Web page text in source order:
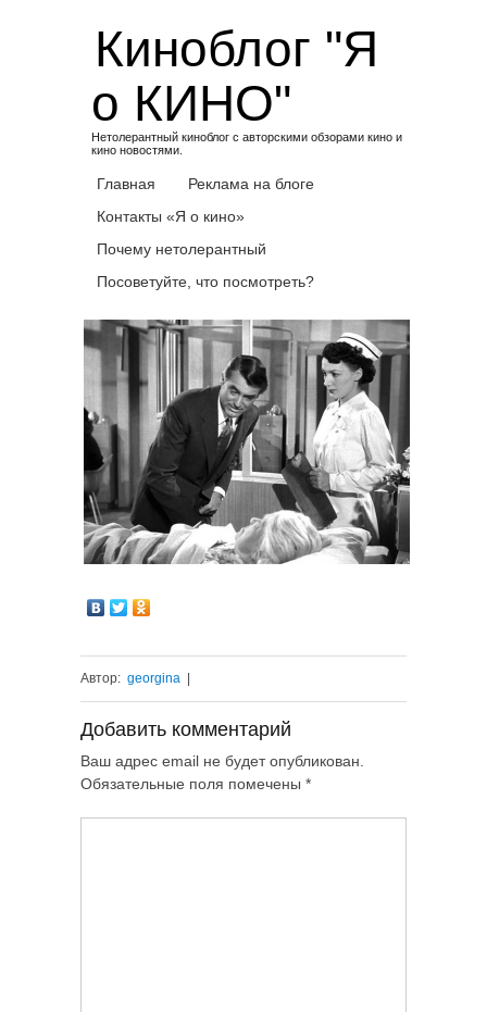
Киноблог "Я
о КИНО"
Нетолерантный киноблог с авторскими обзорами кино и
кино новостями.
Главная
Реклама на блоге
Контакты «Я о кино»
Почему нетолерантный
Посоветуйте, что посмотреть?
Автор: georgina
Добавить комментарий
Ваш адрес email не будет опубликован.
Обязательные поля помечены *